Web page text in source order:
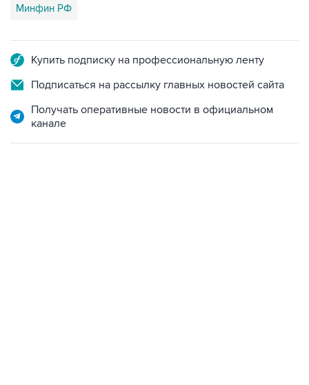
Подписаться на рассылку главных новостей сайта
Получать оперативные новости в официальном